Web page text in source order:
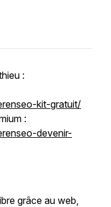
:
kit-gratuit/
:
devenir-
grâce au web,